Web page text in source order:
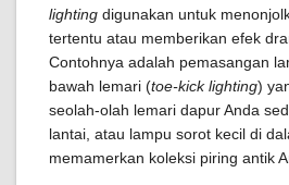
lighting digunakan untuk
tertentu atau memberikan efek
Contohnya adalah pemasangan
bawah lemari (toe-kick lighting)
seolah-olah lemari dapur Anda
lantai, atau lampu sorot kecil di
memamerkan koleksi piring antik